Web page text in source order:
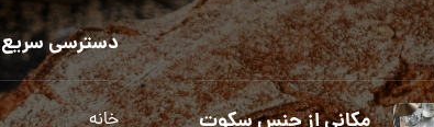
دسترسی سریع
خانه